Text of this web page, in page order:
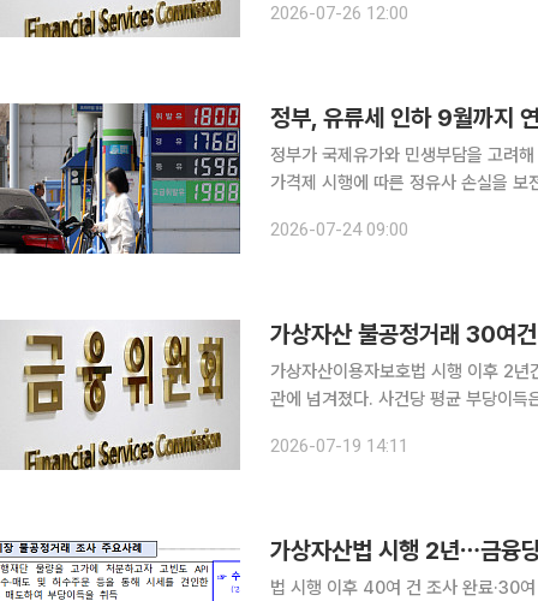
모로 10개 사례를 접수한 뒤 적극행
2026-07-26 12:00
정부, 유류세 인하 9월까지
정부가 국제유가와 민생부담을 고려
가격제 시행에 따른 정유사 손실을
민생물가 특별관리 관계 장관 TF에
2026-07-24 09:00
가상자산 불공정거래 30여
가상자산이용자보호법 시행 이후 2
관에 넘겨졌다. 사건당 평균 부당이득은 14억원에 달했다. 19일
2026-07-19 14:11
가상자산법 시행 2년⋯금융
법 시행 이후 40여 건 조사 완료·30